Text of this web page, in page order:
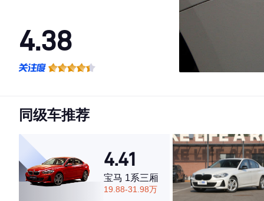
4.38
·空间表现一般，低于63%同级车
同级车推荐
4.41
宝马 1系三厢
19.88-31.98万